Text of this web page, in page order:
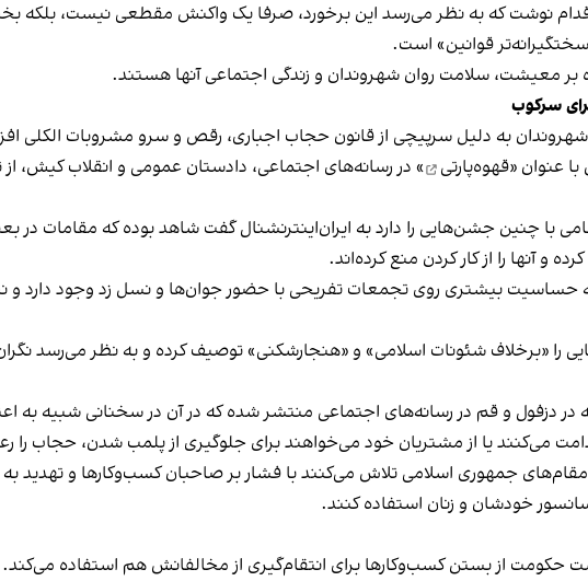
نوشت که به نظر می‌رسد این برخورد، صرفا یک واکنش مقطعی نیست، بلکه
قوانین» است.
بر معیشت، سلامت روان شهروندان و زندگی اجتماعی آنها هستند.
سرکوب
به دلیل سرپیچی از قانون حجاب اجباری، رقص و سرو مشروبات الکلی
عنوان «قهوه‌پارتی
» در رسانه‌های اجتماعی، دادستان عمومی و انقلاب کیش، از
با چنین جشن‌هایی را دارد به ایران‌اینترنشنال گفت شاهد بوده که مقامات در
و آنها را از کار کردن منع کرده‌اند.
حساسیت بیشتری روی تجمعات تفریحی با حضور جوان‌ها و نسل زد وجود دارد و
«برخلاف شئونات اسلامی» و «هنجارشکنی» توصیف کرده و به نظر می‌رسد نگران
در دزفول و قم در رسانه‌های اجتماعی منتشر شده که در آن در سخنانی شبیه به
می‌کنند یا از مشتریان خود می‌خواهند برای جلوگیری از پلمب شدن، حجاب را
مقام‌های جمهوری اسلامی تلاش می‌کنند با فشار بر صاحبان کسب‌وکارها و تهدید به
خودشان و زنان استفاده کنند.
حکومت از بستن کسب‌وکارها برای انتقام‌گیری از مخالفانش هم استفاده می‌کند.